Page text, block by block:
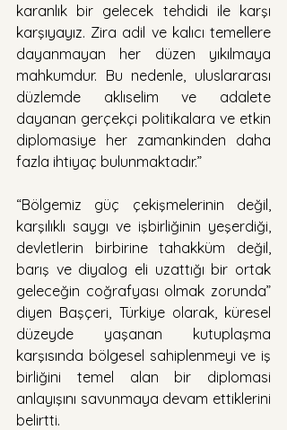
karanlık bir gelecek tehdidi ile karşı
karşıyayız. Zira adil ve kalıcı temellere
dayanmayan her düzen yıkılmaya
mahkumdur. Bu nedenle, uluslararası
düzlemde aklıselim ve adalete
dayanan gerçekçi politikalara ve etkin
diplomasiye her zamankinden daha
fazla ihtiyaç bulunmaktadır.”
“Bölgemiz güç çekişmelerinin değil,
karşılıklı saygı ve işbirliğinin yeşerdiği,
devletlerin birbirine tahakküm değil,
barış ve diyalog eli uzattığı bir ortak
geleceğin coğrafyası olmak zorunda”
diyen Başçeri, Türkiye olarak, küresel
düzeyde yaşanan kutuplaşma
karşısında bölgesel sahiplenmeyi ve iş
birliğini temel alan bir diplomasi
anlayışını savunmaya devam ettiklerini
belirtti.